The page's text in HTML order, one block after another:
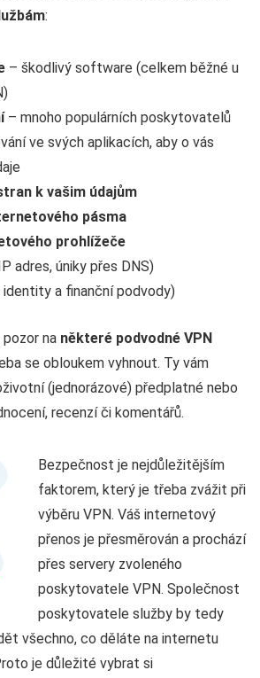
:
– škodlivý software (celkem běžné u
– mnoho populárních poskytovatelů
ve svých aplikacích, aby o vás
k vašim údajům
pásma
prohlížeče
adres, úniky přes DNS)
identity a finanční podvody)
na některé podvodné VPN
se obloukem vyhnout. Ty vám
(jednorázové) předplatné nebo
recenzí či komentářů.
Bezpečnost je nejdůležitějším
faktorem, který je třeba zvážit při
výběru VPN. Váš internetový
přenos je přesměrován a prochází
přes servery zvoleného
poskytovatele VPN. Společnost
poskytovatele služby by tedy
všechno, co děláte na internetu
je důležité vybrat si